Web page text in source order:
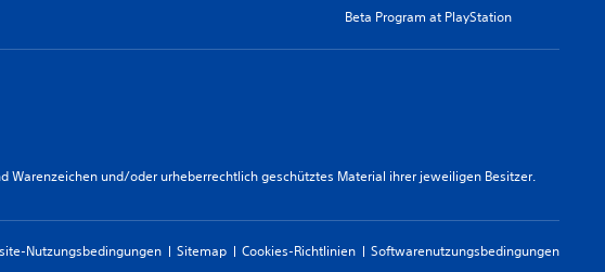
Beta Program at PlayStation
und/oder urheberrechtlich geschütztes Material ihrer jeweiligen Besitzer.
Nutzungsbedingungen Sitemap Cookies-Richtlinien Softwarenutzungsbedingungen